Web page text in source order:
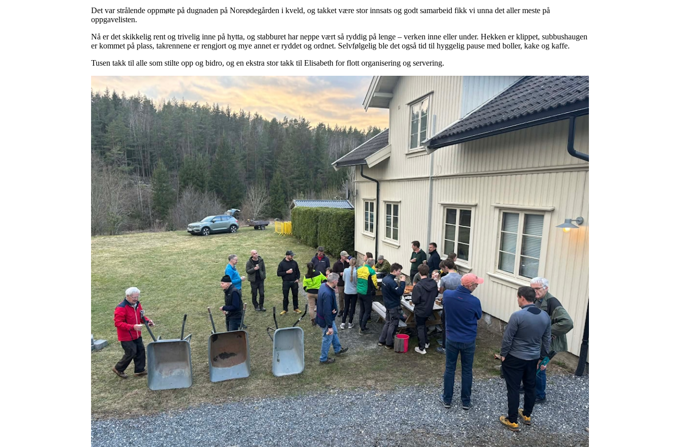
Det var strålende oppmøte på dugnaden på Noreødegården i kveld, og takket være stor innsats og godt samarbeid fikk vi unna det aller meste på
oppgavelisten.
Nå er det skikkelig rent og trivelig inne på hytta, og stabburet har neppe vært så ryddig på lenge – verken inne eller under. Hekken er klippet, subbushaugen
er kommet på plass, takrennene er rengjort og mye annet er ryddet og ordnet. Selvfølgelig ble det også tid til hyggelig pause med boller, kake og kaffe.
Tusen takk til alle som stilte opp og bidro, og en ekstra stor takk til Elisabeth for flott organisering og servering.